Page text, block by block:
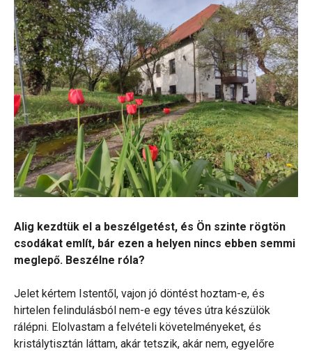
Alig kezdtük el a beszélgetést, és Ön szinte rögtön
csodákat említ, bár ezen a helyen nincs ebben semmi
meglepő. Beszélne róla?
Jelet kértem Istentől, vajon jó döntést hoztam-e, és
hirtelen felindulásból nem-e egy téves útra készülök
rálépni. Elolvastam a felvételi követelményeket, és
kristálytisztán láttam, akár tetszik, akár nem, egyelőre